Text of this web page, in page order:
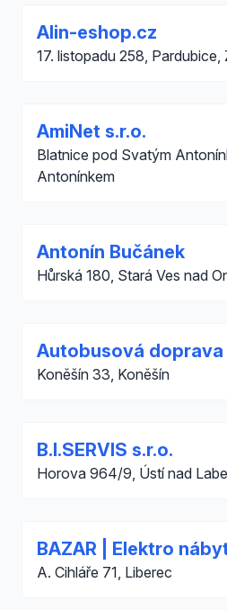
Alin-eshop.cz
17. listopadu 258, Pardubice,
AmiNet s.r.o.
Blatnice pod Svatým
Antonínkem
Antonín Bučánek
Hůrská 180, Stará Ves nad
Autobusová doprava
Koněšín 33, Koněšín
B.I.SERVIS s.r.o.
Horova 964/9, Ústí nad
BAZAR | Elektro
A. Cihláře 71, Liberec